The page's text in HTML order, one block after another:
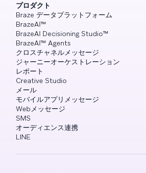
プロダクト
Braze データプラットフォーム
BrazeAI™
BrazeAI Decisioning Studio™
BrazeAI™ Agents
クロスチャネルメッセージ
ジャーニーオーケストレーション
レポート
Creative Studio
メール
モバイルアプリメッセージ
Webメッセージ
SMS
オーディエンス連携
LINE